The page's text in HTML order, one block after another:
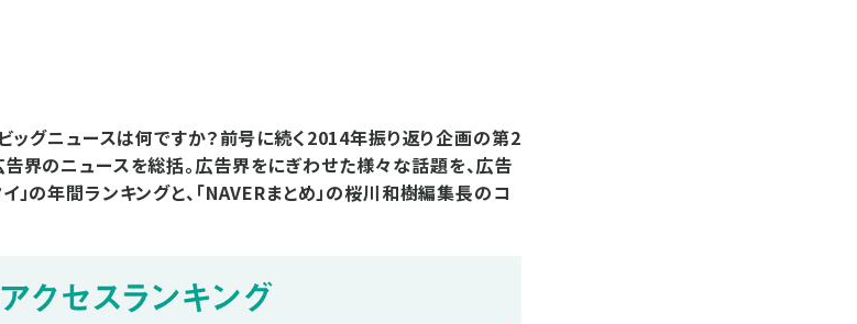
ッグニュースは何ですか？前号に続く2014年振り返り企画の第2
界のニュースを総括。広告界をにぎわせた様々な話題を、広告
」の年間ランキングと、「NAVERまとめ」の桜川和樹編集長のコ